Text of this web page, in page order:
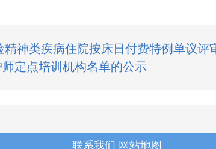
神类疾病住院按床日付费特例单议评
定点培训机构名单的公示
联系我们 网站地图